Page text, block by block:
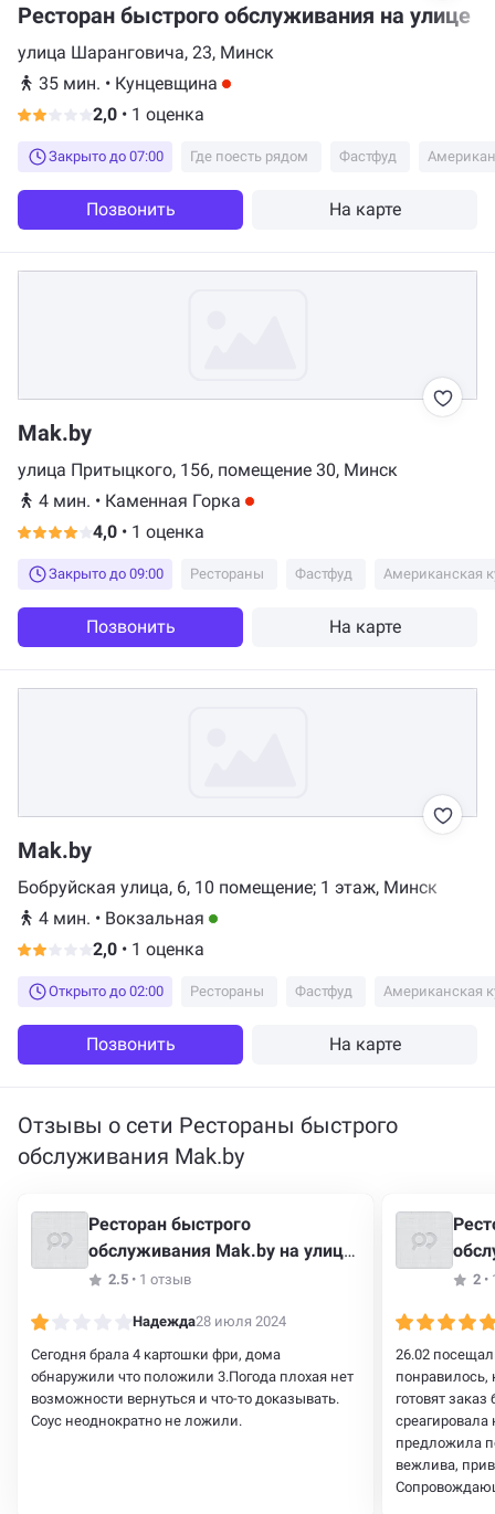
Ресторан быстрого обслуживания на улице
улица Шаранговича, 23, Минск
35 мин. • Кунцевщина
2,0 • 1 оценка
Закрыто до 07:00 Где поесть рядом Фастфуд
Позвонить На карте
Mak.by
улица Притыцкого, 156, помещение 30, Минск
4 мин. • Каменная Горка
4,0 • 1 оценка
Закрыто до 09:00 Рестораны Фастфуд Американская
Позвонить На карте
Mak.by
Бобруйская улица, 6, ​10 помещение; 1 этаж, Минск
4 мин. • Вокзальная
2,0 • 1 оценка
Открыто до 02:00 Рестораны Фастфуд Американская
Позвонить На карте
Отзывы о сети Рестораны быстрого
обслуживания Mak.by
Ресторан быстрого
обслуживания Mak.by на улице
Тимирязева, 76
2.5 • 1 отзыв
Надежда28 июля 2024
Сегодня брала 4 картошки фри, дома
обнаружили что положили 3.Погода плохая нет
возможности вернуться и что-то доказывать.
Соус неоднократно не ложили.
2 •
26.02
понравилось,
готовят
среагировала
предложила
вежлива,